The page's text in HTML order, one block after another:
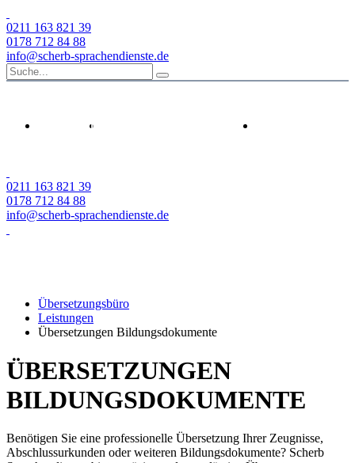
0211 163 821 39
0178 712 84 88
info@scherb-sprachendienste.de
HOME
0211 163 821 39
0178 712 84 88
info@scherb-sprachendienste.de
Übersetzungsbüro
Leistungen
Übersetzungen Bildungsdokumente
ÜBERSETZUNGEN
BILDUNGSDOKUMENTE
Benötigen Sie eine professionelle Übersetzung Ihrer Zeugnisse,
Abschlussurkunden oder weiteren Bildungsdokumente? Scherb